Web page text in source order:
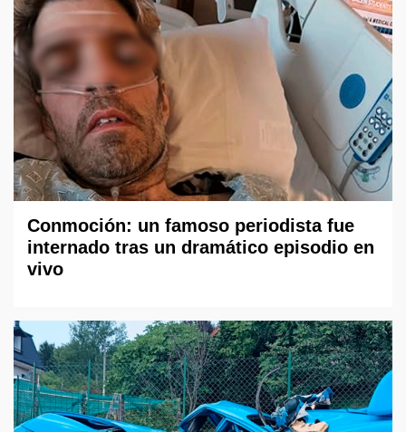
Conmoción: un famoso periodista fue
internado tras un dramático episodio en
vivo